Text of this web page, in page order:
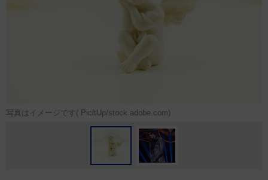
写真はイメージです( PicltUp/stock.adobe.com)